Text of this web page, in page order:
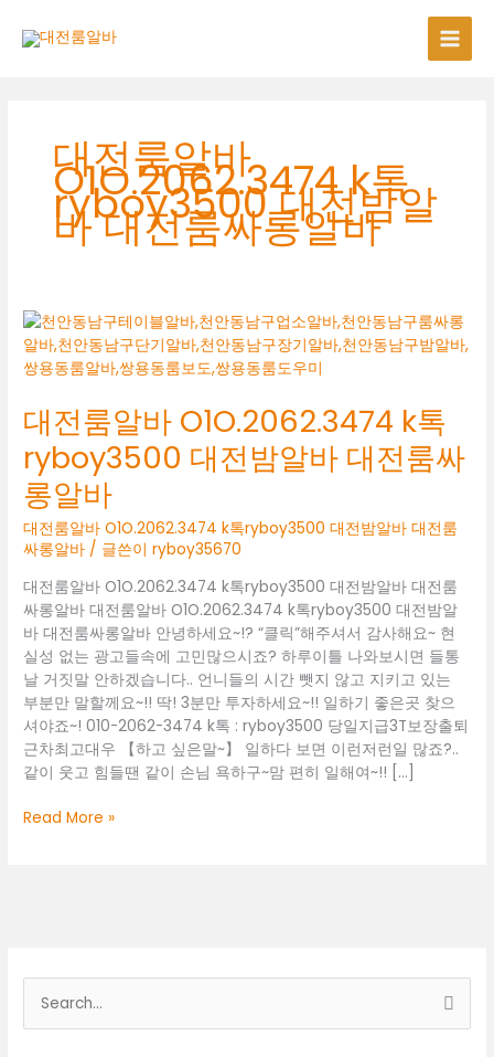
대전룸알바
O1O.2062.3474 k톡
ryboy3500 대전밤알
바 대전룸싸롱알바
대전룸알바 O1O.2062.3474 k톡
ryboy3500 대전밤알바 대전룸싸
롱알바
대전룸알바 O1O.2062.3474 k톡ryboy3500 대전밤알바 대전룸
싸롱알바 / 글쓴이ryboy35670
대전룸알바 O1O.2062.3474 k톡ryboy3500 대전밤알바 대전룸
싸롱알바 대전룸알바 O1O.2062.3474 k톡ryboy3500 대전밤알
바 대전룸싸롱알바 안녕하세요~!? “클릭”해주셔서 감사해요~ 현
실성 없는 광고들속에 고민많으시죠? 하루이틀 나와보시면 들통
날 거짓말 안하겠습니다.. 언니들의 시간 뺏지 않고 지키고 있는
부분만 말할께요~!! 딱! 3분만 투자하세요~!! 일하기 좋은곳 찾으
셔야죠~! 010-2062-3474 k톡 : ryboy3500 당일지급3T보장출퇴
근차최고대우 【하고 싶은말~】 일하다 보면 이런저런일 많죠?..
같이 웃고 힘들땐 같이 손님 욕하구~맘 편히 일해여~!! […]
대
톡
ryboy3500
대
Read More »